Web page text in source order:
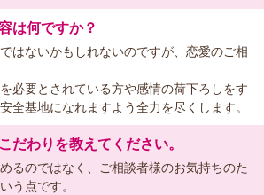
は何ですか？
はないかもしれないのですが、恋愛のご相
必要とされている方や感情の荷下ろしをす
全基地になれますよう全力を尽くします。
だわりを教えてください。
るのではなく、ご相談者様のお気持ちのた
う点です。